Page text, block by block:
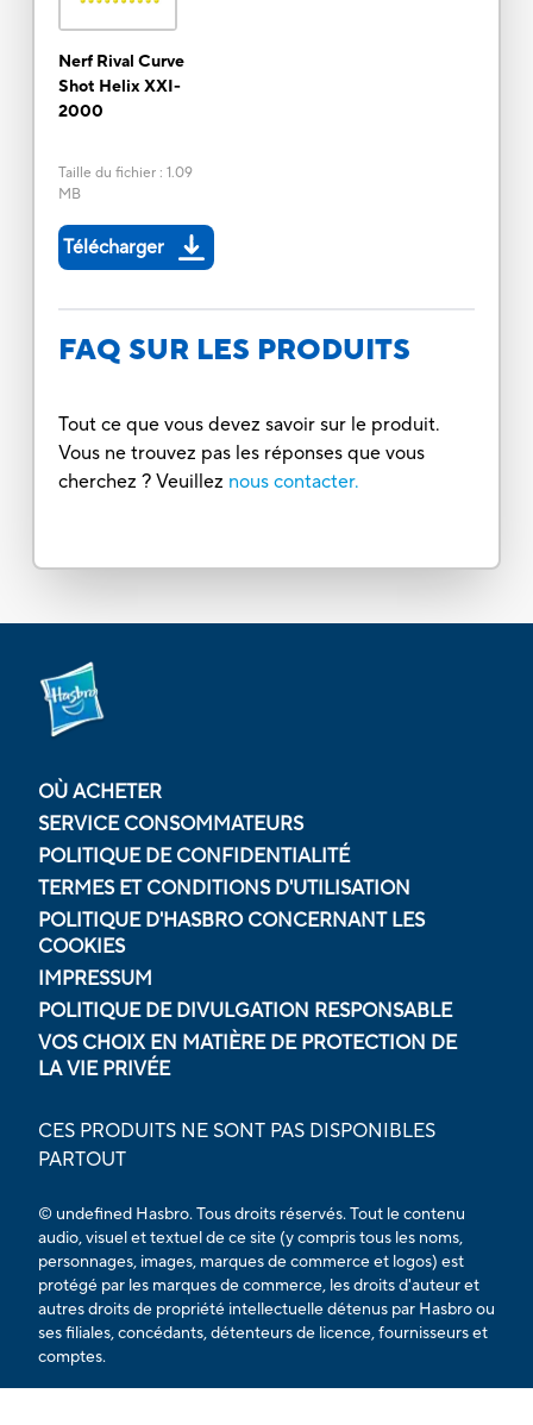
Nerf Rival Curve
Shot Helix XXI-
2000
Taille du fichier: 1.09
MB
Télécharger
FAQ SUR LES PRODUITS
Tout ce que vous devez savoir sur le produit.
Vous ne trouvez pas les réponses que vous
cherchez ? Veuillez nous contacter.
OÙ ACHETER
SERVICE CONSOMMATEURS
POLITIQUE DE CONFIDENTIALITÉ
TERMES ET CONDITIONS D'UTILISATION
POLITIQUE D'HASBRO CONCERNANT LES
COOKIES
IMPRESSUM
POLITIQUE DE DIVULGATION RESPONSABLE
VOS CHOIX EN MATIÈRE DE PROTECTION DE
LA VIE PRIVÉE
CES PRODUITS NE SONT PAS DISPONIBLES
PARTOUT
© undefined Hasbro. Tous droits réservés. Tout le contenu
audio, visuel et textuel de ce site (y compris tous les noms,
personnages, images, marques de commerce et logos) est
protégé par les marques de commerce, les droits d'auteur et
autres droits de propriété intellectuelle détenus par Hasbro ou
ses filiales, concédants, détenteurs de licence, fournisseurs et
comptes.